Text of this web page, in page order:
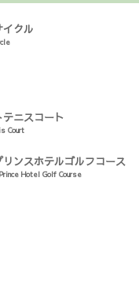
イクル
テニスコート
Court
ンスホテルゴルフコース
Hotel Golf Course